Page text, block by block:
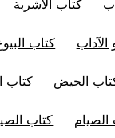
كتاب الأشربة
كتاب
الحيض كتاب
الصيام كتاب